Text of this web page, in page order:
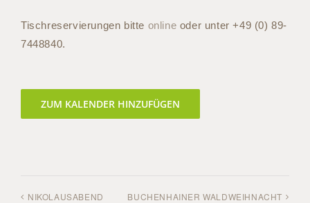
Tischreservierungen bitte online oder unter +49 (0) 89-
7448840.
ZUM KALENDER HINZUFÜGEN
NIKOLAUSABEND BUCHENHAINER WALDWEIHNACHT